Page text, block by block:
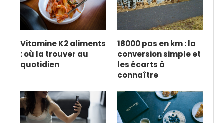
Vitamine K2 aliments
: où la trouver au
quotidien
18000 pas en km : la
conversion simple et
les écarts à
connaître